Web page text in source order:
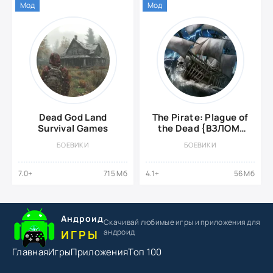
Dead God Land
Survival Games
БОЕВИКИ
7.0+ 715 Мб
Мод
The Pirate: Plague of
the Dead {ВЗЛОМ:
разблокировка}
БОЕВИКИ
4.1+ 56 Мб
Мод
Андроид
ИГРЫ
Скачивай любимые игрыи приложения для
андроид
ГлавнаяИгрыПриложенияТоп 100